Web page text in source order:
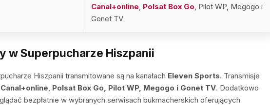
Canal+online, Polsat Box Go, Pilot WP, Megogo i
Gonet TV
w Superpucharze Hiszpanii
Hiszpanii transmitowane są na kanałach Eleven Sports. Transmisje
Canal+online, Polsat Box Go, Pilot WP, Megogo i Gonet TV. Dodatkowo
bezpłatnie w wybranych serwisach bukmacherskich oferujących